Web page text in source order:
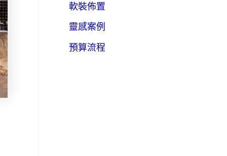
軟裝佈置
靈感案例
預算流程